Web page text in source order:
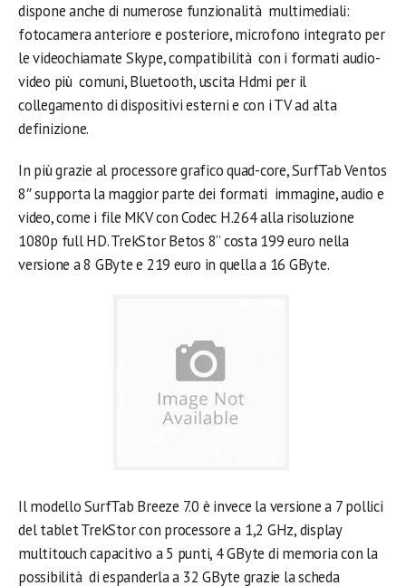
dispone anche di numerose funzionalità multimediali:
fotocamera anteriore e posteriore, microfono integrato per
le videochiamate Skype, compatibilità con i formati audio-
video più comuni, Bluetooth, uscita Hdmi per il
collegamento di dispositivi esterni e con i TV ad alta
definizione.
In più grazie al processore grafico quad-core, SurfTab Ventos
8″ supporta la maggior parte dei formati immagine, audio e
video, come i file MKV con Codec H.264 alla risoluzione
1080p full HD. TrekStor Betos 8” costa 199 euro nella
versione a 8 GByte e 219 euro in quella a 16 GByte.
Il modello SurfTab Breeze 7.0 è invece la versione a 7 pollici
del tablet TrekStor con processore a 1,2 GHz, display
multitouch capacitivo a 5 punti, 4 GByte di memoria con la
possibilità di espanderla a 32 GByte grazie la scheda